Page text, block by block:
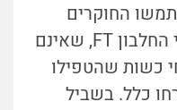
החוקרים
בצמחי טבק מהונדסים נטולי החלבון FT, שאינם
כשות שהטפילו
כלל. בשביל